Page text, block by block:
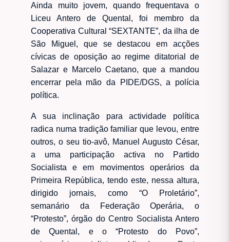
Ainda muito jovem, quando frequentava o
Liceu Antero de Quental, foi membro da
Cooperativa Cultural “SEXTANTE”, da ilha de
São Miguel, que se destacou em acções
cívicas de oposição ao regime ditatorial de
Salazar e Marcelo Caetano, que a mandou
encerrar pela mão da PIDE/DGS, a polícia
política.
A sua inclinação para actividade política
radica numa tradição familiar que levou, entre
outros, o seu tio-avô, Manuel Augusto César,
a uma participação activa no Partido
Socialista e em movimentos operários da
Primeira República, tendo este, nessa altura,
dirigido jornais, como “O Proletário”,
semanário da Federação Operária, o
“Protesto”, órgão do Centro Socialista Antero
de Quental, e o “Protesto do Povo”,